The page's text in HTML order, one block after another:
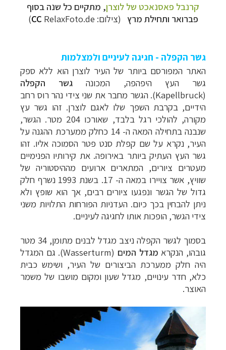
קרנבל פאסנאכט של לוצרן, מתקיים כל שנה בסוף
פברואר ותחילת מרץ
(צילום: CC RelaxFoto.de)
גשר הקפלה - חגיגה לעיניים ולמצלמות
האתר המפורסם ביותר של העיר לוצרן הוא ללא ספק
גשר העץ היפהפה, המכונה גשר הקפלה
(Kapellbruck). הגשר מחבר את שני צידי נ
הר רוס רחב
הידיים, בקרבת השפך שלו לאגם לוצרן. זהו גשר עץ
מקורה, להולכי רגל בלבד, שאורכו 204 מטר. הגשר,
שנבנה בתחילה המאה ה- 14 כחלק ממערכת ההגנה על
העיר, נקרא על שם קפלת סנט פטר הסמוכה אליו. זהו
גשר העץ העתיק ביותר באירופה. את קירותיו הפנימיים
מעטרים ציורים, המתארים ארועים מההיסטוריה של
שוויץ, אשר צויירו במאה ה- 17. בשנת 1993 נשרף חלק
גדול של הגשר ונפגעו ציורים רבים, אך הוא שופץ ולא
ניתן להבחין בכך כיום. העדניות הפורחות התלויות משני
צידי הגשר, הופכות אותו לחגיגה לעיניים.
בסמוך לגשר הקפלה ניצב מגדל לבנים מתומן, 34 מטר
גובהו, הנקרא מגדל המים (
Wasserturm). גם המגדל
היה חלק ממערכת הביצורים של העיר, ושימש כבית
כלא, חדר עינויים, מגדל שעון ומקום מושבו של משמר
האוצר.
טיולי אקטיב - אופניים, שייט והליכהלחצו לרשימת
יעדים »
תכנוןטיולים לצפון אמריקהלחצו לרשימת היעדים »
קרוזים והפלגות נופש לחצו לרשימת היעדים »